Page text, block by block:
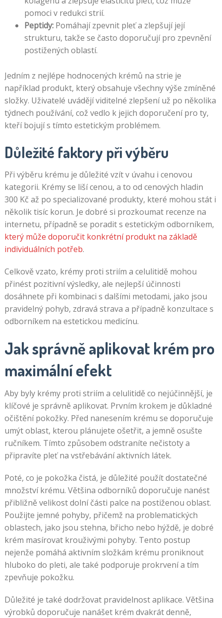
pomoci v redukci strií.
Peptidy:Pomáhají zpevnit pleť a zlepšují její
strukturu, takže se často doporučují pro zpevnění
postižených oblastí.
Jedním z nejlépe hodnocených krémů na strie je
například produkt, který obsahuje všechny výše zmíněné
složky. Uživatelé uvádějí viditelné zlepšení už po několika
týdnech používání, což vedlo k jejich doporučení pro ty,
kteří bojují s tímto estetickým problémem.
Důležité faktory při výběru
Při výběru krému je důležité vzít v úvahu i cenovou
kategorii. Krémy se liší cenou, a to od cenových hladin
300 Kč až po specializované produkty, které mohou stát i
několik tisíc korun. Je dobré si prozkoumat recenze na
internetu, případně se poradit s estetickým odborníkem,
který může doporučit konkrétní produkt na základě
individuálních potřeb.
Celkově vzato, krémy proti striím a celulitidě mohou
přinést pozitivní výsledky, ale nejlepší účinnosti
dosáhnete při kombinaci s dalšími metodami, jako jsou
pravidelný pohyb, zdravá strava a případně konzultace s
odborníkem na estetickou medicínu.
Jak správně aplikovat krém pro
maximální efekt
Aby byly krémy proti striím a celulitidě co nejúčinnější, je
klíčové je správně aplikovat. Prvním krokem je důkladné
očištění pokožky. Před nanesením krému se doporučuje
umýt oblast, kterou plánujete ošetřit, a jemně osušte
ručníkem. Tímto způsobem odstraníte nečistoty a
připravíte pleť na vstřebávání aktivních látek.
Poté, co je pokožka čistá, je důležité použít dostatečné
množství krému. Většina odborníků doporučuje nanést
přibližně velikost dolní části palce na postiženou oblast.
Použijte jemné pohyby, přičemž na problematických
oblastech, jako jsou stehna, břicho nebo hýždě, je dobré
krém masírovat krouživými pohyby. Tento postup
nejenže pomáhá aktivním složkám krému proniknout
hluboko do pleti, ale také podporuje prokrvení a tím
zpevňuje pokožku.
Důležité je také dodržovat pravidelnost aplikace. Většina
výrobků doporučuje nanášet krém dvakrát denně,